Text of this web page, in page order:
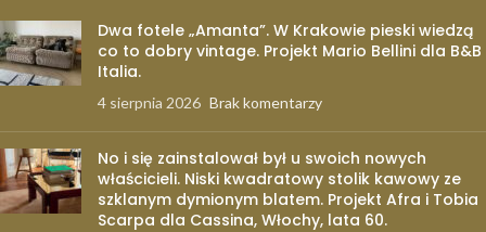
Dwa fotele „Amanta”. W Krakowie pieski wiedzą
co to dobry vintage. Projekt Mario Bellini dla B&B
Italia.
4 sierpnia 2026 Brak komentarzy
No i się zainstalował był u swoich nowych
właścicieli. Niski kwadratowy stolik kawowy ze
szklanym dymionym blatem. Projekt Afra i Tobia
Scarpa dla Cassina, Włochy, lata 60.